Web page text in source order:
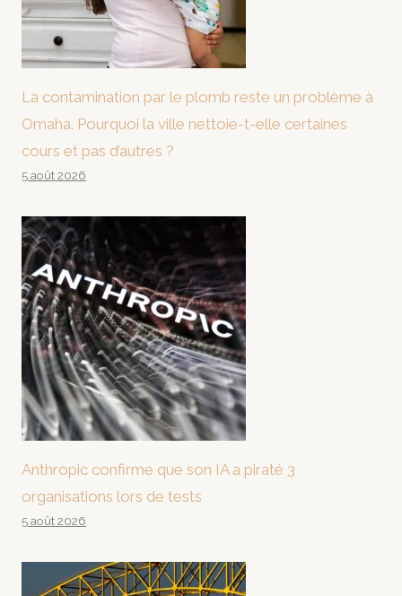
La contamination par le plomb reste un problème à
Omaha. Pourquoi la ville nettoie-t-elle certaines
cours et pas d’autres ?
5 août 2026
Anthropic confirme que son IA a piraté 3
organisations lors de tests
5 août 2026